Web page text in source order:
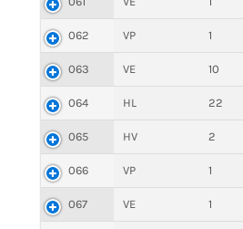
062 VP 1
063 VE 10
064 HL 22
065 HV 2
066 VP 1
067 VE 1